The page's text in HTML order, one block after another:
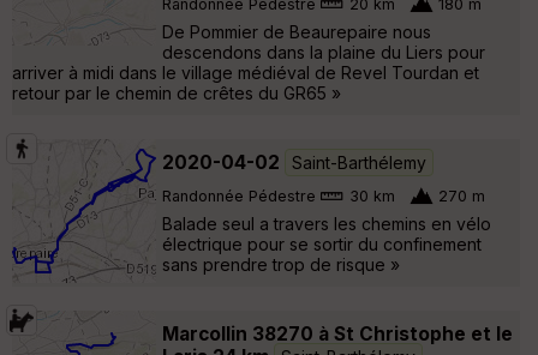
Randonnée Pédestre 20 km 180 m
De Pommier de Beaurepaire nous
descendons dans la plaine du Liers pour
arriver à midi dans le village médiéval de Revel Tourdan et
retour par le chemin de crêtes du GR65 »
2020-04-02 Saint-Barthélemy
Randonnée Pédestre 30 km 270 m
Balade seul a travers les chemins en vélo
électrique pour se sortir du confinement
sans prendre trop de risque »
Marcollin 38270 à St Christophe et le